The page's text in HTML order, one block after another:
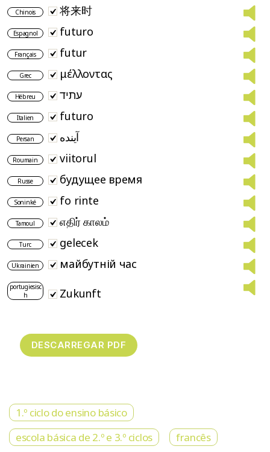
Chinois 将来时
Espagnol futuro
Français futur
Grec μέλλοντας
Hébreu עתיד
Italien futuro
Persan آینده
Roumain viitorul
Russe будущее время
Soninké fo rinte
Tamoul எதிர் காலம்
Turc gelecek
Ukrainien майбутній час
portugiesisc
h
Zukunft
1.º ciclo do ensino básico
escola básica de 2.º e 3.º ciclos
francês